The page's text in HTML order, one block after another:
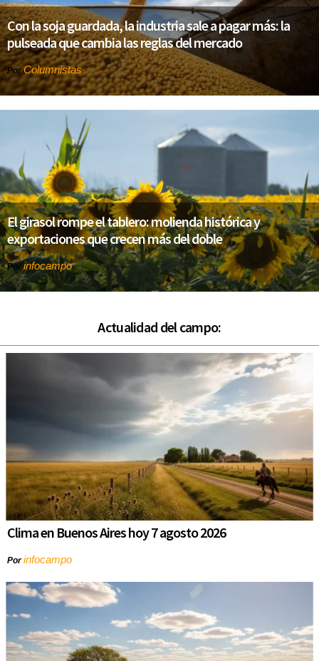
Con la soja guardada, la industria sale a pagar más: la
pulseada que cambia las reglas del mercado
PorColumnistas
El girasol rompe el tablero: molienda histórica y
exportaciones que crecen más del doble
Porinfocampo
Actualidad del campo:
Clima en Buenos Aires hoy 7 agosto 2026
Porinfocampo